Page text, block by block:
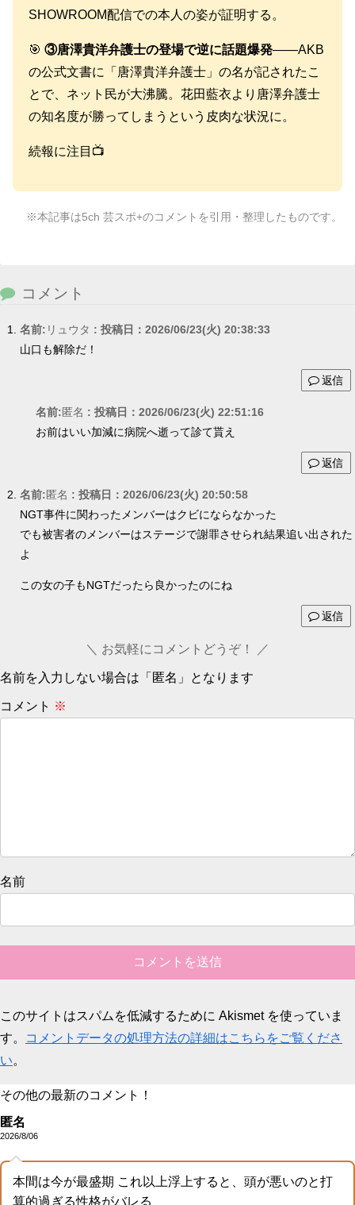
SHOWROOM配信での本人の姿が証明する。
🎯 ③唐澤貴洋弁護士の登場で逆に話題爆発——AKB
の公式文書に「唐澤貴洋弁護士」の名が記されたこ
とで、ネット民が大沸騰。花田藍衣より唐澤弁護士
の知名度が勝ってしまうという皮肉な状況に。
続報に注目📺
※本記事は5ch 芸スポ+のコメントを引用・整理したものです。
コメント
名前: リュウタ : 投稿日：2026/06/23(火) 20:38:33
山口も解除だ！
返信
名前:匿名 : 投稿日：2026/06/23(火) 22:51:16
お前はいい加減に病院へ逝って診て貰え
返信
名前:匿名 : 投稿日：2026/06/23(火) 20:50:58
NGT事件に関わったメンバーはクビにならなかった
でも被害者のメンバーはステージで謝罪させられ結果追い出された
よ
この女の子もNGTだったら良かったのにね
返信
お気軽にコメントどうぞ！
名前を入力しない場合は「匿名」となります
コメント ※
名前
このサイトはスパムを低減するために Akismet を使っていま
す。
コメントデータの処理方法の詳細はこちらをご覧くださ
い。
その他の最新のコメント！
匿名
2026/8/06
本間は今が最盛期 これ以上浮上すると、頭が悪いのと打
算的過ぎる性格がバレる